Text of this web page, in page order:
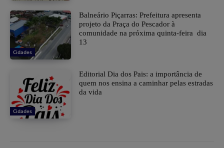
Cidades
Balneário Piçarras: Prefeitura apresenta
projeto da Praça do Pescador à
comunidade na próxima quinta-feira dia
13
Cidades
Editorial Dia dos Pais: a importância de
quem nos ensina a caminhar pelas estradas
da vida